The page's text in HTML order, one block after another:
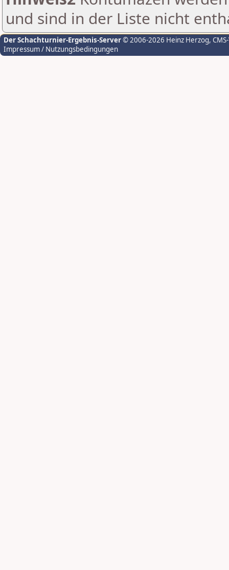
und sind in der Liste nicht
Der Schachturnier-Ergebnis-Server© 2006-2026 Heinz Herzog,
Impressum / Nutzungsbedingungen